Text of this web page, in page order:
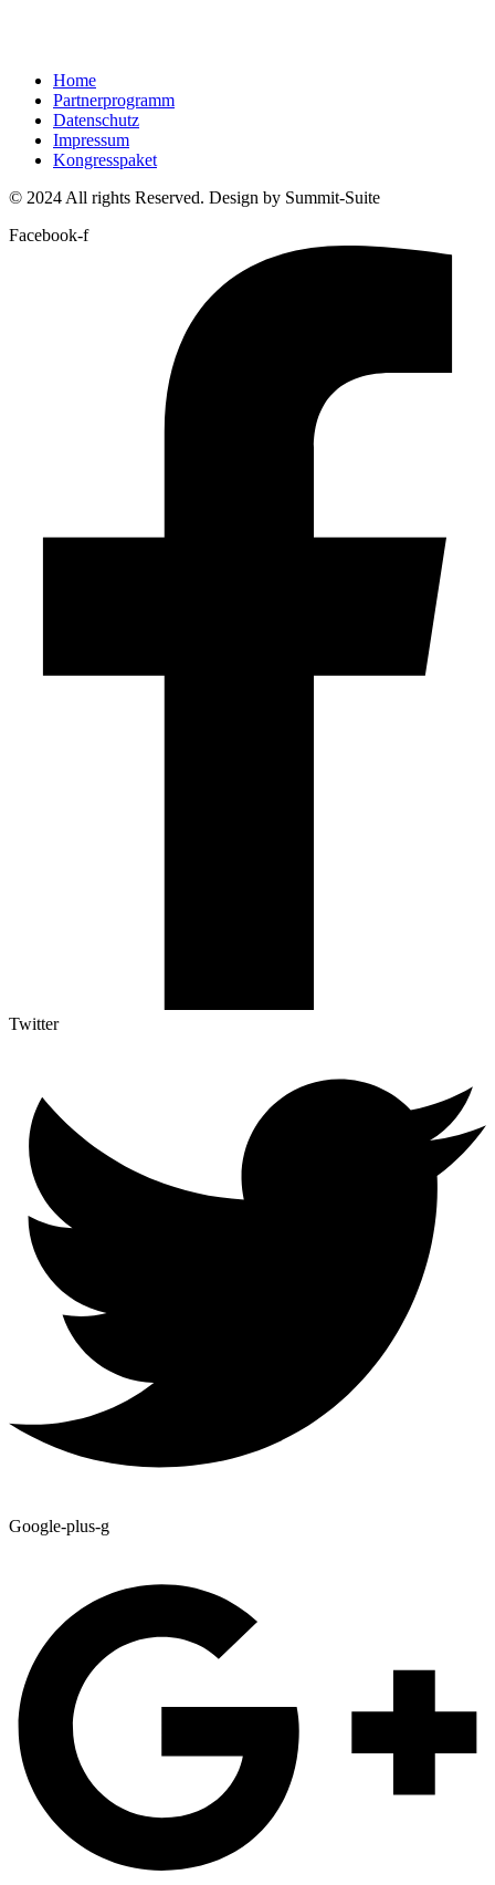
Home
Partnerprogramm
Datenschutz
Impressum
Kongresspaket
© 2024 All rights Reserved. Design by Summit-Suite
Facebook-f
Twitter
Google-plus-g